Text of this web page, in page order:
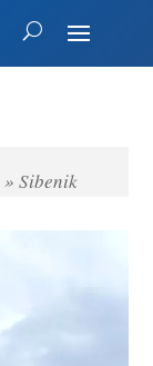
» Sibenik